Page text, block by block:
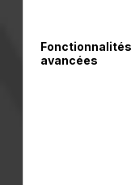
Fonctionnalités
avancées